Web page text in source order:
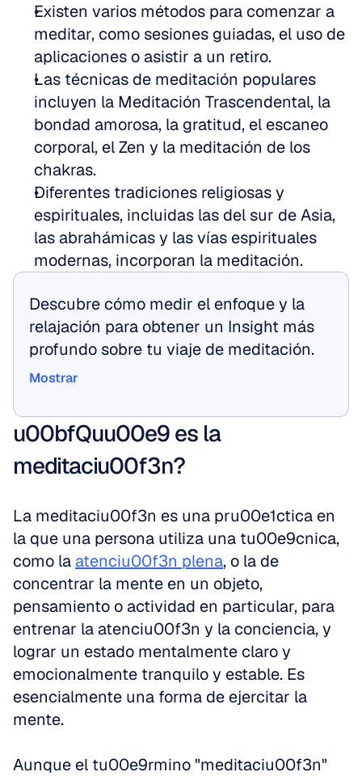
Existen varios métodos para comenzar a
meditar, como sesiones guiadas, el uso de
aplicaciones o asistir a un retiro.
Las técnicas de meditación populares
incluyen la Meditación Trascendental, la
bondad amorosa, la gratitud, el escaneo
corporal, el Zen y la meditación de los
chakras.
Diferentes tradiciones religiosas y
espirituales, incluidas las del sur de Asia,
las abrahámicas y las vías espirituales
modernas, incorporan la meditación.
Descubre cómo medir el enfoque y la
relajación para obtener un Insight más
profundo sobre tu viaje de meditación.
Mostrar
u00bfQuu00e9 es la
meditaciu00f3n?
La meditaciu00f3n es una pru00e1ctica en
la que una persona utiliza una tu00e9cnica,
como la atenciu00f3n plena, o la de
concentrar la mente en un objeto,
pensamiento o actividad en particular, para
entrenar la atenciu00f3n y la conciencia, y
lograr un estado mentalmente claro y
emocionalmente tranquilo y estable. Es
esencialmente una forma de ejercitar la
mente.
Aunque el tu00e9rmino "meditaciu00f3n"